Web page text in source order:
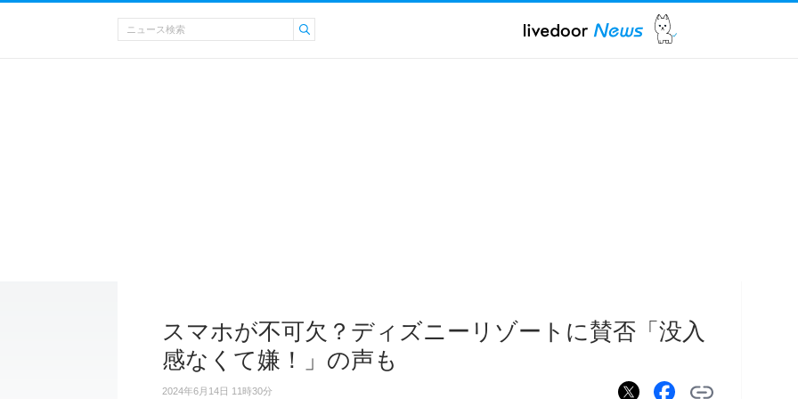
スマホが不可欠？ディズニーリゾートに賛否「没入
感なくて嫌！」の声も
2024年6月14日 11時30分